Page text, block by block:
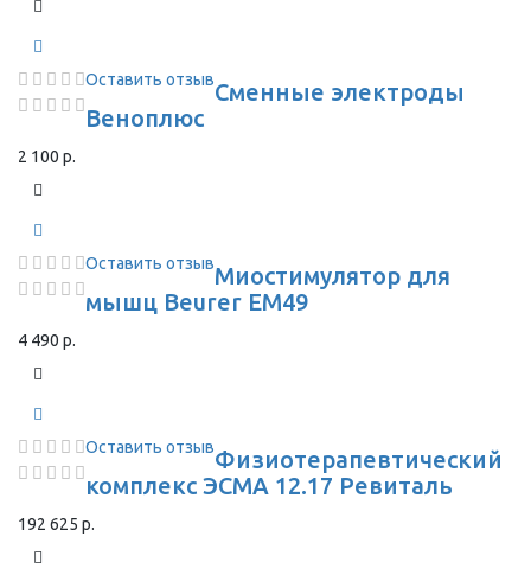
Оставить отзывСменные электроды
Веноплюс
2 100 р.
Оставить отзывМиостимулятор для
мышц Beurer EM49
4 490 р.
Оставить отзывФизиотерапевтический
комплекс ЭСМА 12.17 Ревиталь
192 625 р.